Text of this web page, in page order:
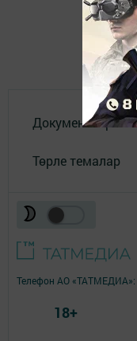
Документлар
Төрле темалар
Телефон АО «ТАТМЕДИА»:
18+